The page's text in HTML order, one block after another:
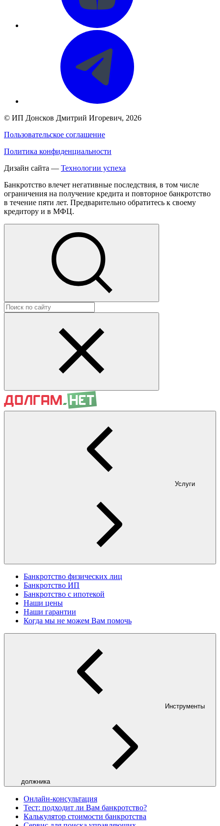
© ИП Донсков Дмитрий Игоревич, 2026
Пользовательское соглашение
Политика конфиденциальности
Дизайн сайта — Технологии успеха
Банкротство влечет негативные последствия, в том числе
ограничения на получение кредита и повторное банкротство
в течение пяти лет. Предварительно обратитесь к своему
кредитору и в МФЦ.
Услуги
Банкротство физических лиц
Банкротство ИП
Банкротство с ипотекой
Наши цены
Наши гарантии
Когда мы не можем Вам помочь
Инструменты
должника
Онлайн-консультация
Тест: подходит ли Вам банкротство?
Калькулятор стоимости банкротства